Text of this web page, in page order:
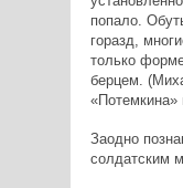
попало.
горазд,
только
берцем.
Заодно
солдатским